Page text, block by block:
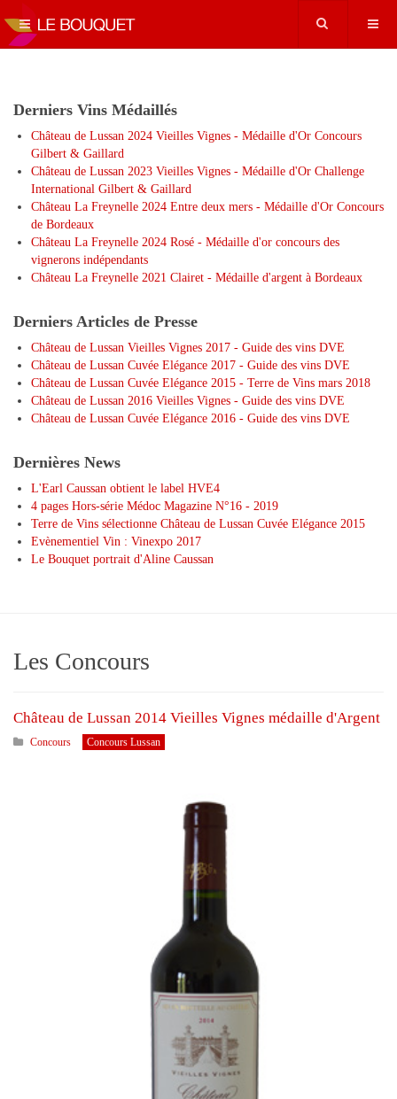
Derniers Vins Médaillés
Château de Lussan 2024 Vieilles Vignes - Médaille d'Or Concours
Gilbert & Gaillard
Château de Lussan 2023 Vieilles Vignes - Médaille d'Or Challenge
International Gilbert & Gaillard
Château La Freynelle 2024 Entre deux mers - Médaille d'Or Concours
de Bordeaux
Château La Freynelle 2024 Rosé - Médaille d'or concours des
vignerons indépendants
Château La Freynelle 2021 Clairet - Médaille d'argent à Bordeaux
Derniers Articles de Presse
Château de Lussan Vieilles Vignes 2017 - Guide des vins DVE
Château de Lussan Cuvée Elégance 2017 - Guide des vins DVE
Château de Lussan Cuvée Elégance 2015 - Terre de Vins mars 2018
Château de Lussan 2016 Vieilles Vignes - Guide des vins DVE
Château de Lussan Cuvée Elégance 2016 - Guide des vins DVE
Dernières News
L'Earl Caussan obtient le label HVE4
4 pages Hors-série Médoc Magazine N°16 - 2019
Terre de Vins sélectionne Château de Lussan Cuvée Elégance 2015
Evènementiel Vin : Vinexpo 2017
Le Bouquet portrait d'Aline Caussan
Les Concours
Château de Lussan 2014 Vieilles Vignes médaille d'Argent
Concours Concours Lussan